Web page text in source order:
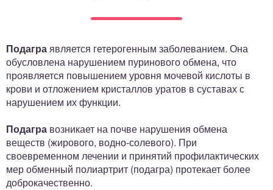
Подаграявляется гетерогенным заболеванием. Она
обусловлена нарушением пуринового обмена, что
проявляется повышением уровня мочевой кислоты в
крови и отложением кристаллов уратов в суставах с
нарушением их функции.
Подагра возникает на почве нарушения обмена
веществ (жи­рового, водно-солевого). При
своевременном лечении и принятий профилактических
мер обменный полиартрит (подагра) про­текает более
доброкачественно.